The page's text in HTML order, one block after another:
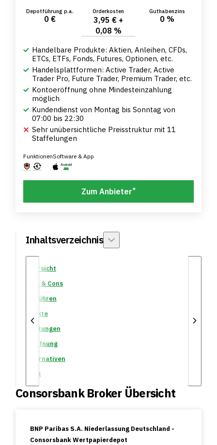
Depotführung p.a.
0 €
Orderkosten
3,95 € +
0,08 %
Guthabenzins
0 %
Handelbare Produkte: Aktien, Anleihen, CFDs,
ETCs, ETFs, Fonds, Futures, Optionen, etc.
Handelsplattformen: Active Trader, Active
Trader Pro, Future Trader, Premium Trader, etc.
Kontoeröffnung ohne Mindesteinzahlung
möglich
Kundendienst von Montag bis Sonntag von
07:00 bis 22:30
Sehr unübersichtliche Preisstruktur mit 11
Staffelungen
FunktionenSoftware & App
Zum Anbieter*
Inhaltsverzeichnis
Übersicht
Pros & Cons
Gebühren
Märkte
Leistungen
Eröffnung
Alternativen
Fazit
Consorsbank Broker Übersicht
BNP Paribas S.A. Niederlassung Deutschland -
Consorsbank Wertpapierdepot